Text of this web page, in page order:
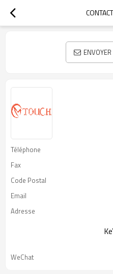
Téléphone
Fax
Code Postal
Email
Adresse
WeChat